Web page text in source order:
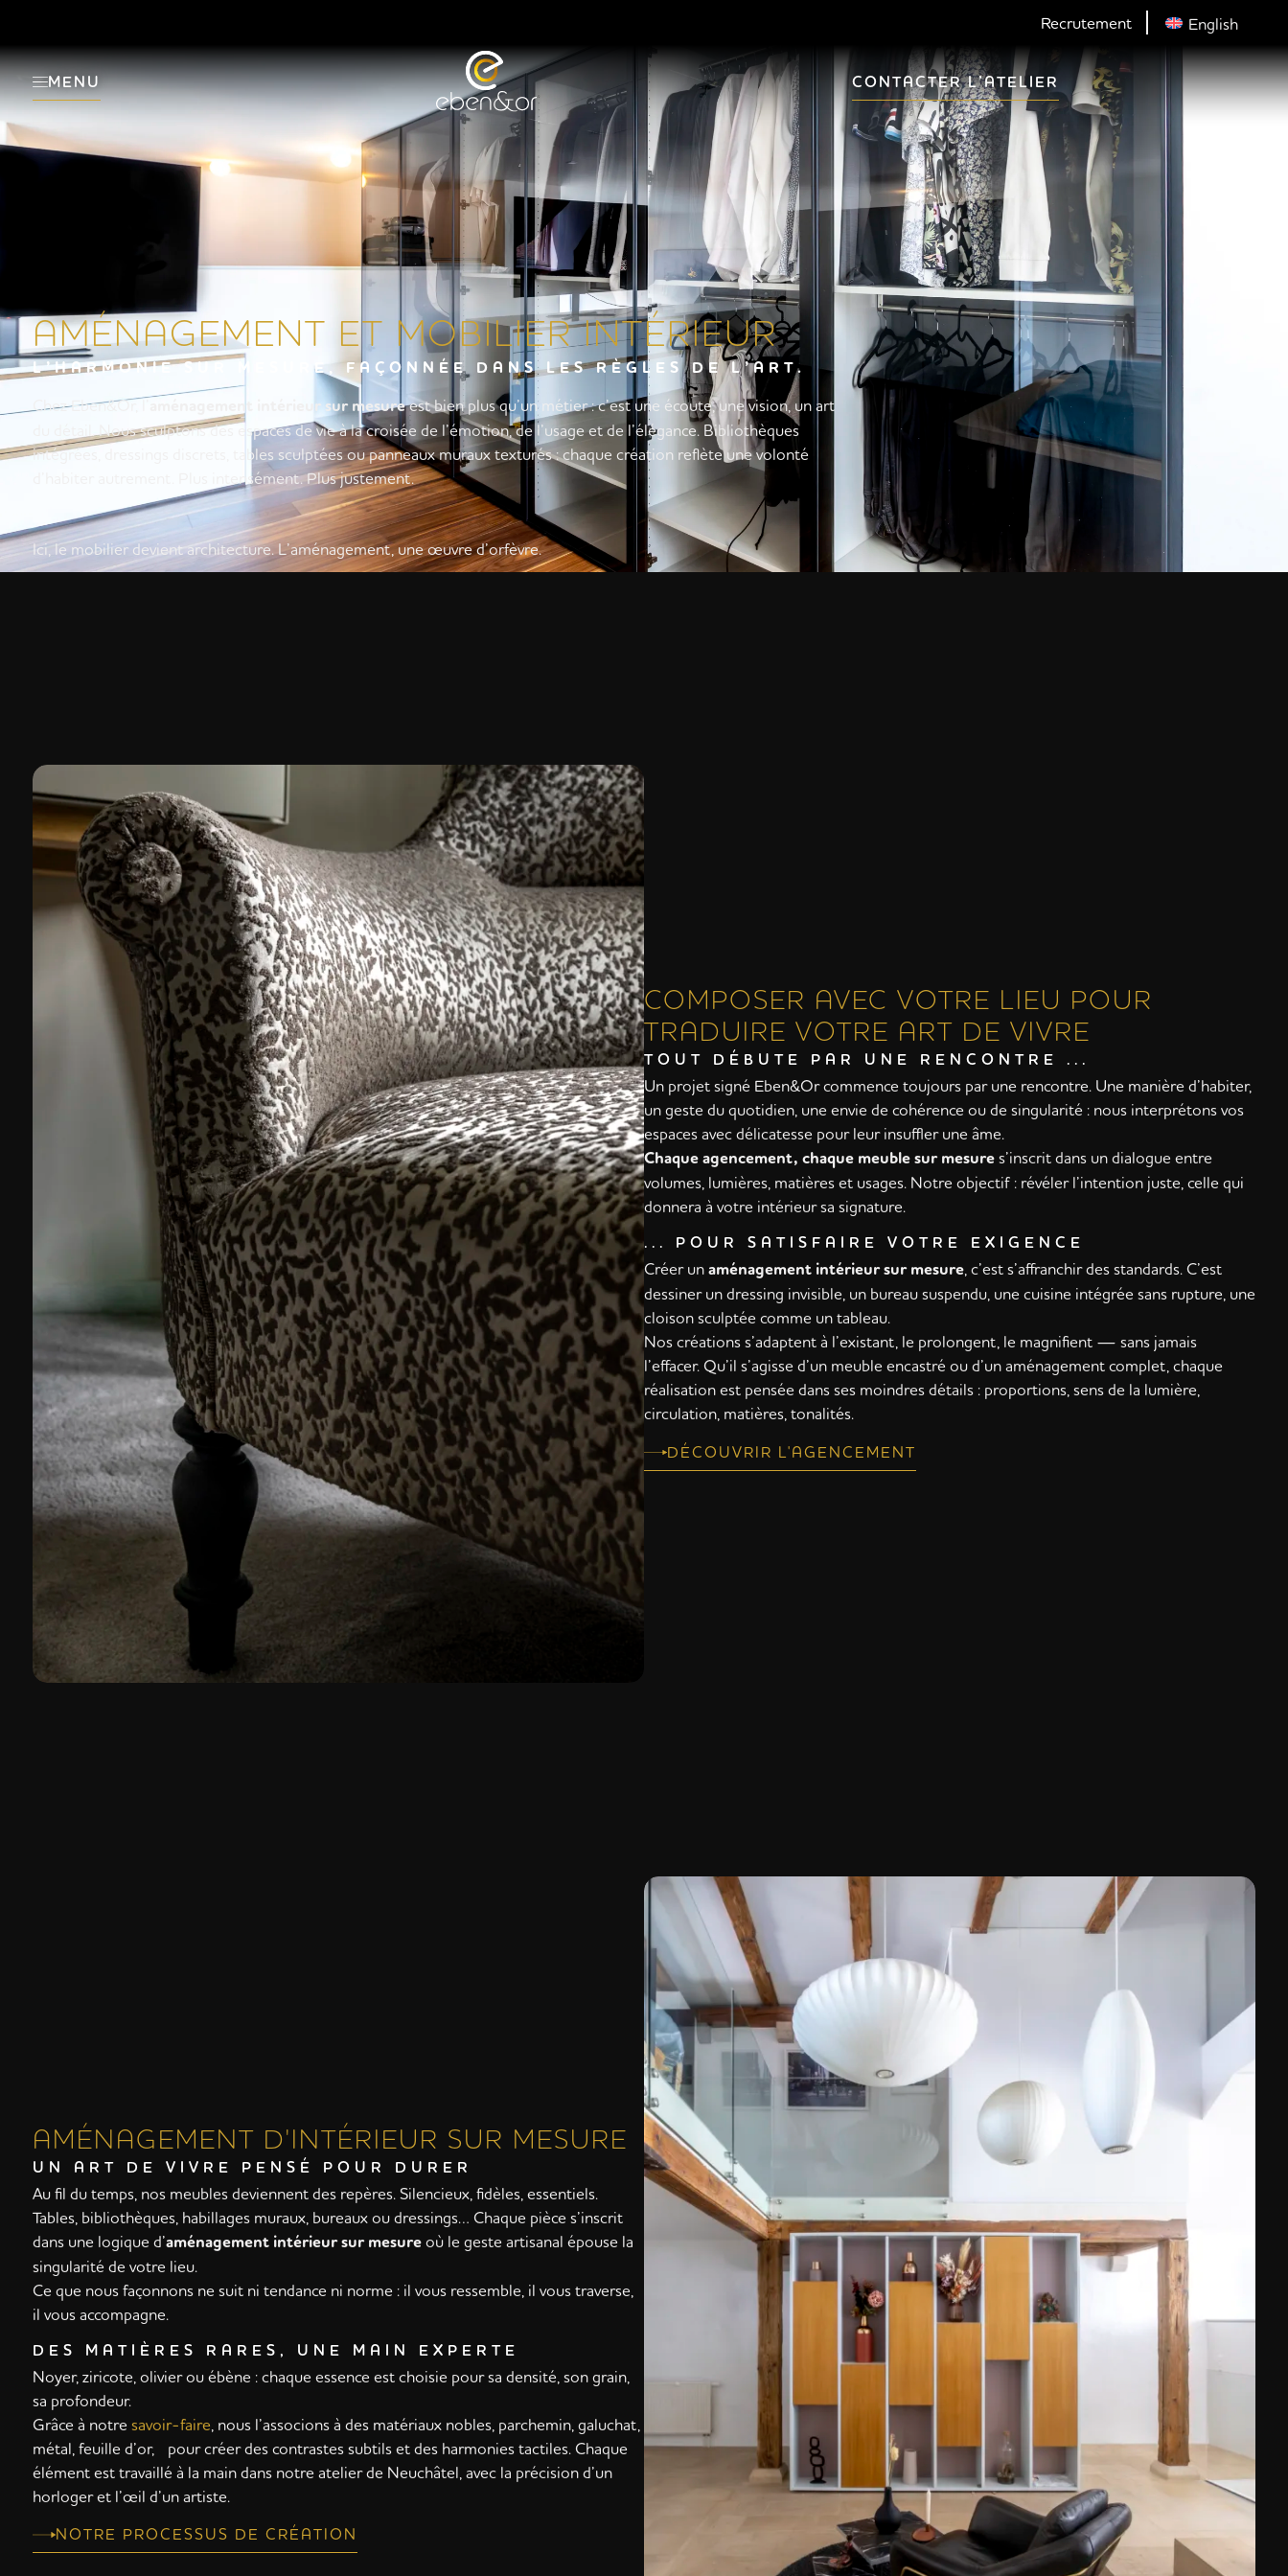
Recrutement English
MENU CONTACTER L’ATELIER
AMÉNAGEMENT ET MOBILIER INTÉRIEUR
L’HARMONIE SUR MESURE, FAÇONNÉE DANS LES RÈGLES DE L’ART.
Chez Eben&Or, l’ aménagement intérieur sur mesureest bien plus qu’un métier : c’est une écoute, une vision, un art
du détail. Nous sculptons des espaces de vie à la croisée de l’émotion, de l’usage et de l’élégance. Bibliothèques
intégrées, dressings discrets, tables sculptées ou panneaux muraux texturés : chaque création reflète une volonté
d’habiter autrement. Plus intensément. Plus justement.
Ici, le mobilier devient architecture. L’aménagement, une œuvre d’orfèvre.
COMPOSER AVEC VOTRE LIEU POUR
TRADUIRE VOTRE ART DE VIVRE
TOUT DÉBUTE PAR UNE RENCONTRE ...
Un projet signé Eben&Or commence toujours par une rencontre. Une manière d’habiter,
un geste du quotidien, une envie de cohérence ou de singularité : nous interprétons vos
espaces avec délicatesse pour leur insuffler une âme.
Chaque agencement, chaque meuble sur mesures’inscrit dans un dialogue entre
volumes, lumières, matières et usages. Notre objectif : révéler l’intention juste, celle qui
donnera à votre intérieur sa signature.
... POUR SATISFAIRE VOTRE EXIGENCE
Créer unaménagement intérieur sur mesure, c’est s’affranchir des standards. C’est
dessiner un dressing invisible, un bureau suspendu, une cuisine intégrée sans rupture, une
cloison sculptée comme un tableau.
Nos créations s’adaptent à l’existant, le prolongent, le magnifient — sans jamais
l’effacer. Qu’il s’agisse d’un meuble encastré ou d’un aménagement complet, chaque
réalisation est pensée dans ses moindres détails : proportions, sens de la lumière,
circulation, matières, tonalités.
DÉCOUVRIR L'AGENCEMENT
AMÉNAGEMENT D'INTÉRIEUR SUR MESURE
UN ART DE VIVRE PENSÉ POUR DURER
Au fil du temps, nos meubles deviennent des repères. Silencieux, fidèles, essentiels.
Tables, bibliothèques, habillages muraux, bureaux ou dressings… Chaque pièce s’inscrit
dans une logique d’aménagement intérieur sur mesureoù le geste artisanal épouse la
singularité de votre lieu.
Ce que nous façonnons ne suit ni tendance ni norme : il vous ressemble, il vous traverse,
il vous accompagne.
DES MATIÈRES RARES, UNE MAIN EXPERTE
Noyer, ziricote, olivier ou ébène : chaque essence est choisie pour sa densité, son grain,
sa profondeur.
Grâce à notre savoir-faire , nous l’associons à des matériaux nobles, parchemin, galuchat,
métal, feuille d’or, pour créer des contrastes subtils et des harmonies tactiles. Chaque
élément est travaillé à la main dans notre atelier de Neuchâtel, avec la précision d’un
horloger et l’œil d’un artiste.
NOTRE PROCESSUS DE CRÉATION